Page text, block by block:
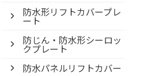
防水形リフトカバープレ
ート
防じん・防水形シーロッ
クプレート
防水パネルリフトカバー